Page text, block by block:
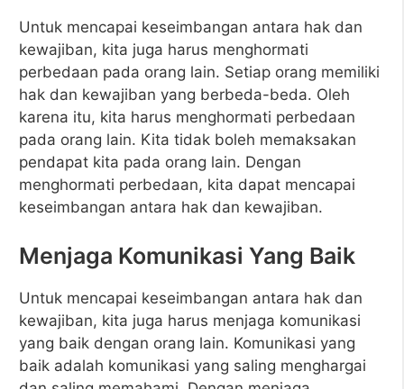
Untuk mencapai keseimbangan antara hak dan
kewajiban, kita juga harus menghormati
perbedaan pada orang lain. Setiap orang memiliki
hak dan kewajiban yang berbeda-beda. Oleh
karena itu, kita harus menghormati perbedaan
pada orang lain. Kita tidak boleh memaksakan
pendapat kita pada orang lain. Dengan
menghormati perbedaan, kita dapat mencapai
keseimbangan antara hak dan kewajiban.
Menjaga Komunikasi Yang Baik
Untuk mencapai keseimbangan antara hak dan
kewajiban, kita juga harus menjaga komunikasi
yang baik dengan orang lain. Komunikasi yang
baik adalah komunikasi yang saling menghargai